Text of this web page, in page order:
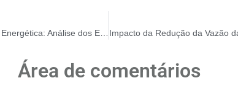
Área de comentários